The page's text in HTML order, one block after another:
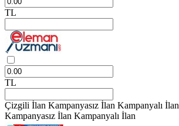
TL
TL
Çizgili İlan Kampanyasız İlan Kampanyalı İlan
Kampanyasız İlan Kampanyalı İlan